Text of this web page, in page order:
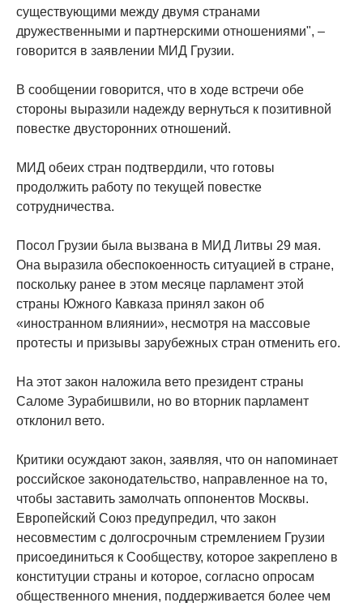
существующими между двумя странами
дружественными и партнерскими отношениями", –
говорится в заявлении МИД Грузии.
В сообщении говорится, что в ходе встречи обе
стороны выразили надежду вернуться к позитивной
повестке двусторонних отношений.
МИД обеих стран подтвердили, что готовы
продолжить работу по текущей повестке
сотрудничества.
Посол Грузии была вызвана в МИД Литвы 29 мая.
Она выразила обеспокоенность ситуацией в стране,
поскольку ранее в этом месяце парламент этой
страны Южного Кавказа принял закон об
«иностранном влиянии», несмотря на массовые
протесты и призывы зарубежных стран отменить его.
На этот закон наложила вето президент страны
Саломе Зурабишвили, но во вторник парламент
отклонил вето.
Критики осуждают закон, заявляя, что он напоминает
российское законодательство, направленное на то,
чтобы заставить замолчать оппонентов Москвы.
Европейский Союз предупредил, что закон
несовместим с долгосрочным стремлением Грузии
присоединиться к Сообществу, которое закреплено в
конституции страны и которое, согласно опросам
общественного мнения, поддерживается более чем